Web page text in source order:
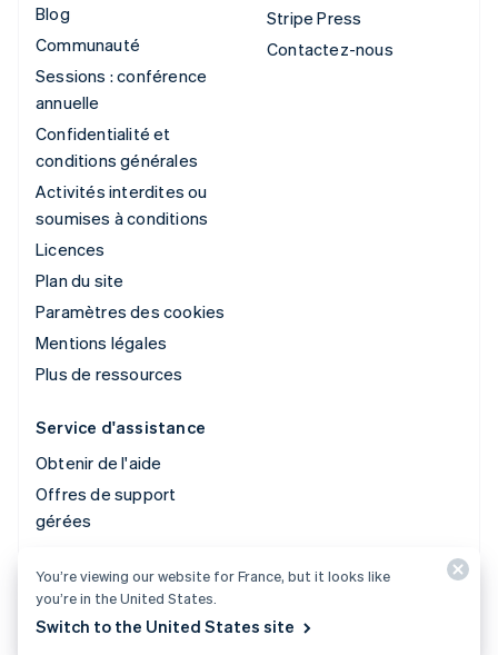
Blog
Communauté
Sessions : conférence
annuelle
Confidentialité et
conditions générales
Activités interdites ou
soumises à conditions
Licences
Plan du site
Paramètres des cookies
Mentions légales
Plus de ressources
Stripe Press
Contactez-nous
Service d'assistance
Obtenir de l'aide
Offres de support
gérées
© 2026 Stripe, LLC
You’re viewing our website for France, but it looks like
you’re in the United States.
Switch to the United States site